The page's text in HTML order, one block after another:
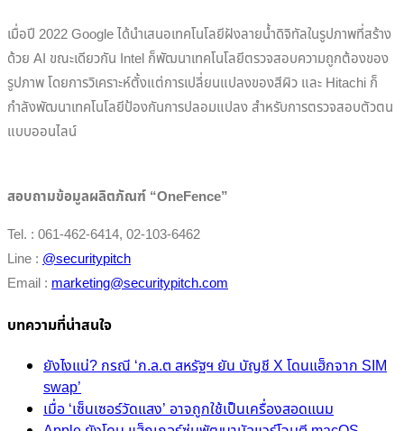
เมื่อปี 2022 Google ได้นำเสนอเทคโนโลยีฝังลายน้ำดิจิทัลในรูปภาพที่สร้าง
ด้วย AI ขณะเดียวกัน Intel ก็พัฒนาเทคโนโลยีตรวจสอบความถูกต้องของ
รูปภาพ โดยการวิเคราะห์ตั้งแต่การเปลี่ยนแปลงของสีผิว และ Hitachi ก็
กำลังพัฒนาเทคโนโลยีป้องกันการปลอมแปลง สำหรับการตรวจสอบตัวตน
แบบออนไลน์
สอบถามข้อมูลผลิตภัณฑ์ “OneFence”
Tel. : 061-462-6414, 02-103-6462
Line : @securitypitch
Email : marketing@securitypitch.com
บทความที่น่าสนใจ
ยังไงแน่? กรณี ‘ก.ล.ต สหรัฐฯ ยัน บัญชี X โดนแฮ็กจาก SIM
swap’
เมื่อ ‘เซ็นเซอร์วัดแสง’ อาจถูกใช้เป็นเครื่องสอดแนม